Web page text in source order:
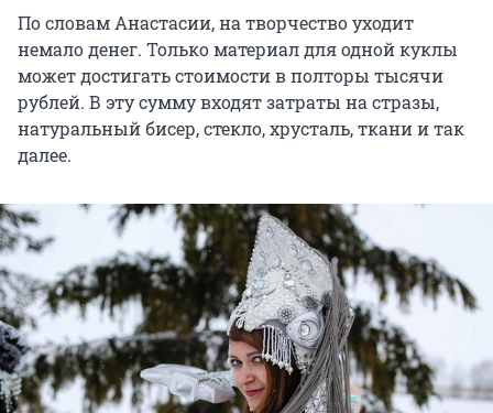
По словам Анастасии, на творчество уходит
немало денег. Только материал для одной куклы
может достигать стоимости в полторы тысячи
рублей. В эту сумму входят затраты на стразы,
натуральный бисер, стекло, хрусталь, ткани и так
далее.